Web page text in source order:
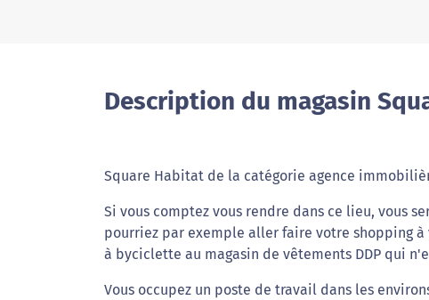
Description du magasin
Square Habitat de la catégorie agence
Si vous comptez vous rendre dans ce lieu, vous
pourriez par exemple aller faire votre shopping
à byciclette au magasin de vêtements DDP qui
Vous occupez un poste de travail dans les